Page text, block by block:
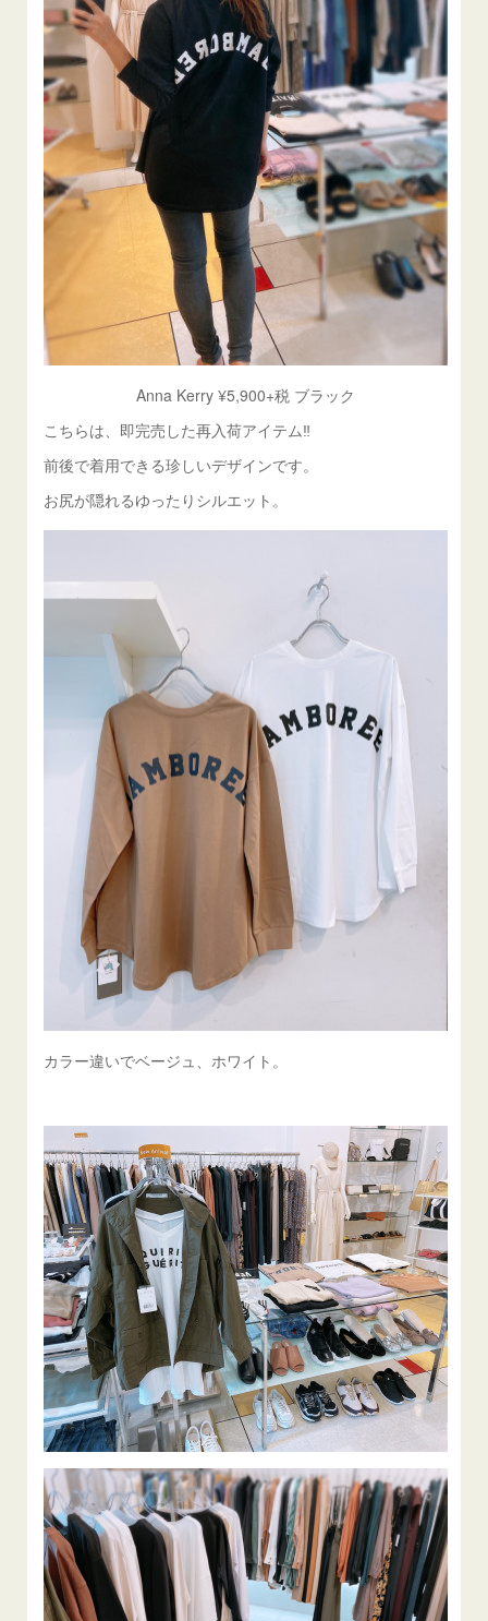
Anna Kerry ¥5,900+税 ブラック
こちらは、即完売した再入荷アイテム‼️
前後で着用できる珍しいデザインです。
お尻が隠れるゆったりシルエット。
カラー違いでベージュ、ホワイト。